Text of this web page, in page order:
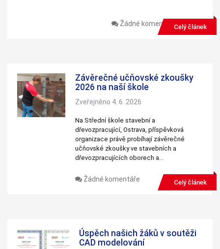
Žádné komentářeCelý článek
Závěrečné učňovské zkoušky
2026 na naší škole
Zveřejněno 4. 6. 2026
Na Střední škole stavební a
dřevozpracující, Ostrava, příspěvková
organizace právě probíhají závěrečné
učňovské zkoušky ve stavebních a
dřevozpracujících oborech a…
Žádné komentáře Celý článek
Úspěch našich žáků v soutěži
CAD modelování
funkčnost a
strukturu
webových
stránek na
základě
webové
stránky
používají.
zkušenost
Pokud tyto
cookies